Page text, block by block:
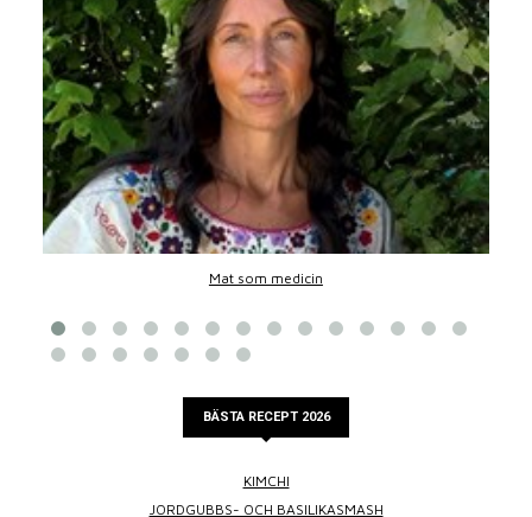
Mat som medicin
BÄSTA RECEPT 2026
KIMCHI
JORDGUBBS- OCH BASILIKASMASH